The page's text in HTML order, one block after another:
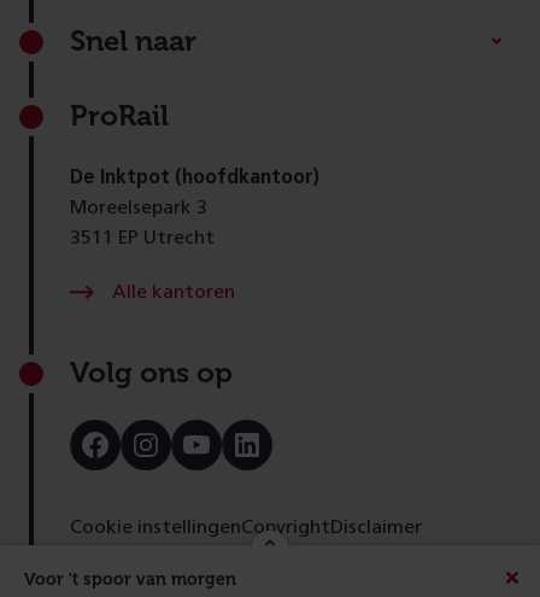
Voor 't spoor van morgen
Footer
Snel naar
ProRail
De Inktpot (hoofdkantoor)
Moreelsepark 3
3511 EP Utrecht
Alle kantoren
Volg ons op
Bezoek
onze
Bezoek
onze
Bezoek
onze
Bezoek
onze
Cookie instellingenCopyright Disclaimer